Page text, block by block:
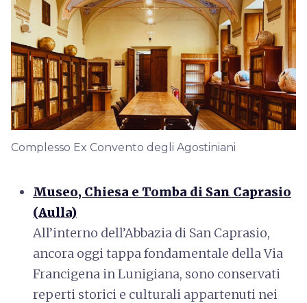
Complesso Ex Convento degli Agostiniani
Museo, Chiesa e Tomba di San Caprasio
(Aulla)
All’interno dell’Abbazia di San Caprasio,
ancora oggi tappa fondamentale della Via
Francigena in Lunigiana, sono conservati
reperti storici e culturali appartenuti nei